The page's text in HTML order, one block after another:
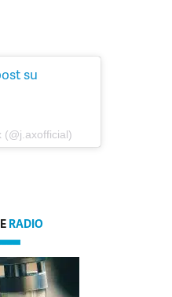
su
(@j.axofficial)
RADIO